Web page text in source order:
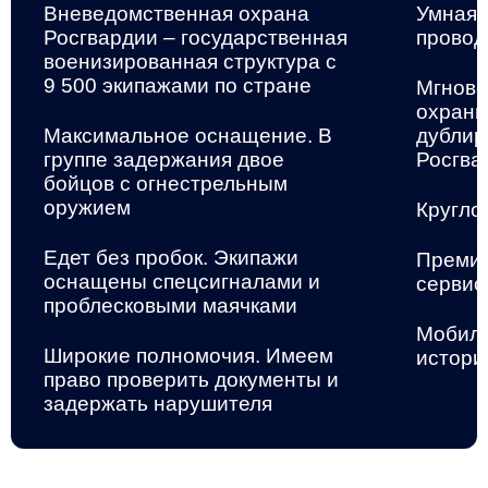
Вневедомственная охрана
Росгвардии – государственная
военизированная структура с
9 500 экипажами по стране
Максимальное оснащение. В
группе задержания двое
бойцов с огнестрельным
оружием
Едет без пробок. Экипажи
оснащены спецсигналами и
проблесковыми маячками
Широкие полномочия. Имеем
право проверить документы и
задержать нарушителя
Умная
сервис